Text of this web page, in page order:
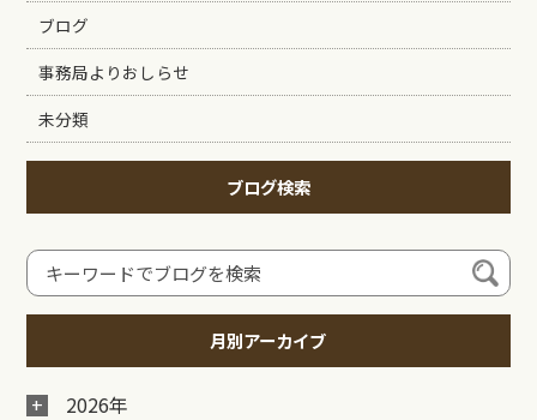
ブログ
事務局よりおしらせ
未分類
ブログ検索
月別アーカイブ
2026年